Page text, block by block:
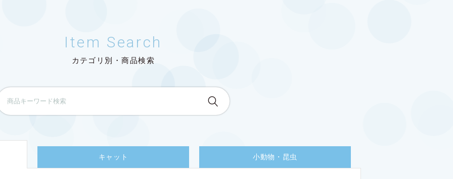
Item Search
カテゴリ別・商品検索
キャット 小動物・昆虫